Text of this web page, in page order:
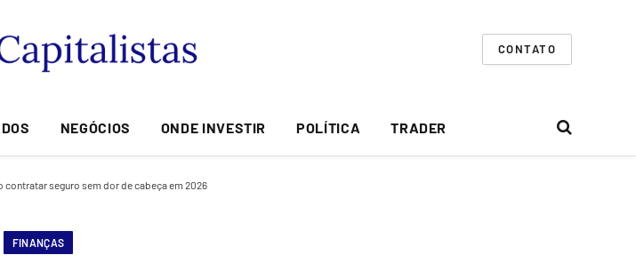
CONTATO
NEGÓCIOS ONDE INVESTIR POLÍTICA TRADER
contratar seguro sem dor de cabeça em 2026
FINANÇAS